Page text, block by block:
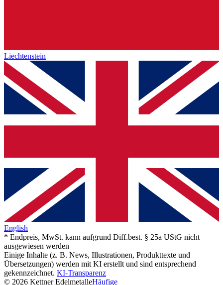
Liechtenstein
English
* Endpreis, MwSt. kann aufgrund Diff.best. § 25a UStG nicht
ausgewiesen werden
Einige Inhalte (z. B. News, Illustrationen, Produkttexte und
Übersetzungen) werden mit KI erstellt und sind entsprechend
gekennzeichnet. KI-Transparenz
© 2026 Kettner EdelmetalleHäufige